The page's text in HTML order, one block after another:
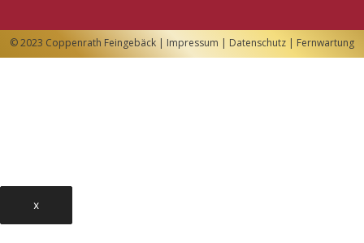
© 2023 Coppenrath Feingebäck | Impressum | Datenschutz | Fernwartung
x